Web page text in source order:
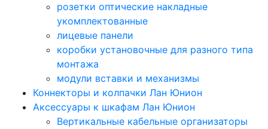
розетки оптические накладные
укомплектованные
лицевые панели
коробки установочные для разного типа
монтажа
модули вставки и механизмы
Коннекторы и колпачки Лан Юнион
Аксессуары к шкафам Лан Юнион
Вертикальные кабельные организаторы